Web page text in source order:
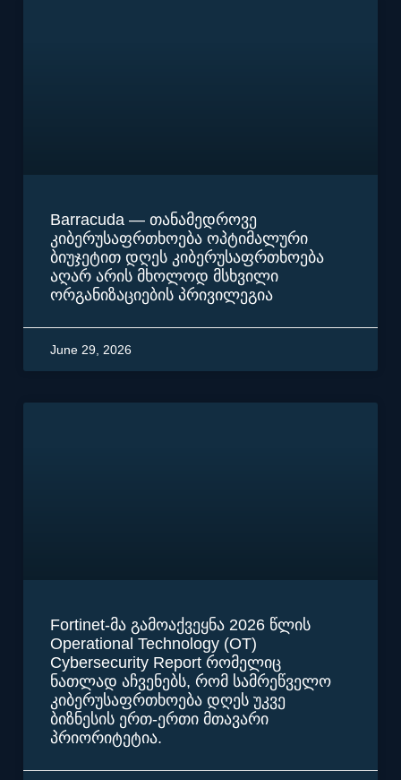
Barracuda — თანამედროვე
კიბერუსაფრთხოება ოპტიმალური
ბიუჯეტით დღეს კიბერუსაფრთხოება
აღარ არის მხოლოდ მსხვილი
ორგანიზაციების პრივილეგია
June 29, 2026
Fortinet-მა გამოაქვეყნა 2026 წლის
Operational Technology (OT)
Cybersecurity Report რომელიც
ნათლად აჩვენებს, რომ სამრეწველო
კიბერუსაფრთხოება დღეს უკვე
ბიზნესის ერთ-ერთი მთავარი
პრიორიტეტია.